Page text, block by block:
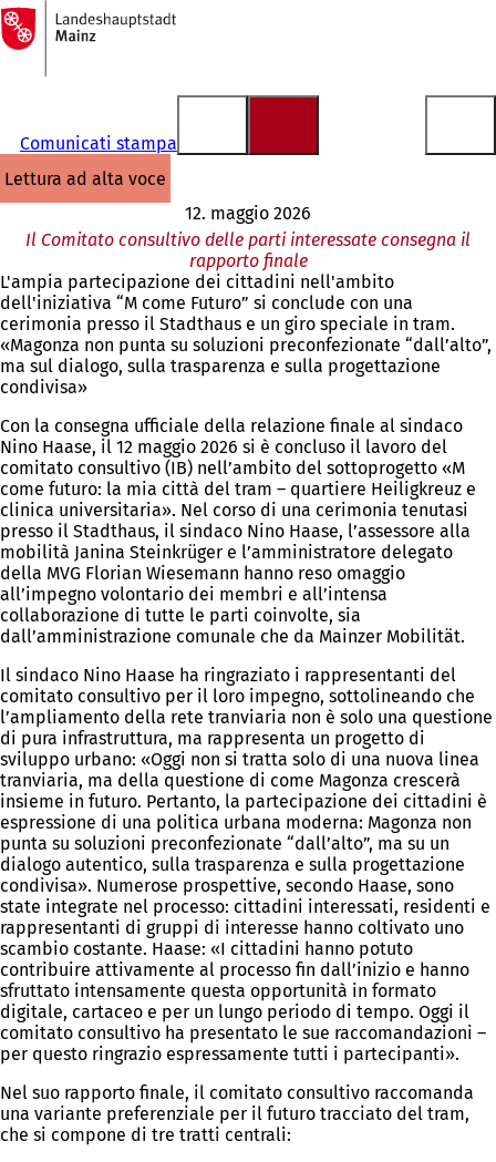
Vai al contenuto
Alla
pagina
iniziale
Comunicati stampa
lettura ad alta voce
12. maggio 2026
Il Comitato consultivo delle parti interessate consegna il
rapporto finale
L'ampia partecipazione dei cittadini nell'ambito
dell'iniziativa “M come Futuro” si conclude con una
cerimonia presso il Stadthaus e un giro speciale in tram.
«Magonza non punta su soluzioni preconfezionate “dall’alto”,
ma sul dialogo, sulla trasparenza e sulla progettazione
condivisa»
Con la consegna ufficiale della relazione finale al sindaco
Nino Haase, il 12 maggio 2026 si è concluso il lavoro del
comitato consultivo (IB) nell’ambito del sottoprogetto «M
come futuro: la mia città del tram – quartiere Heiligkreuz e
clinica universitaria». Nel corso di una cerimonia tenutasi
presso il Stadthaus, il sindaco Nino Haase, l’assessore alla
mobilità Janina Steinkrüger e l’amministratore delegato
della MVG Florian Wiesemann hanno reso omaggio
all’impegno volontario dei membri e all’intensa
collaborazione di tutte le parti coinvolte, sia
dall’amministrazione comunale che da Mainzer Mobilität.
Il sindaco Nino Haase ha ringraziato i rappresentanti del
comitato consultivo per il loro impegno, sottolineando che
l’ampliamento della rete tranviaria non è solo una questione
di pura infrastruttura, ma rappresenta un progetto di
sviluppo urbano: «Oggi non si tratta solo di una nuova linea
tranviaria, ma della questione di come Magonza crescerà
insieme in futuro. Pertanto, la partecipazione dei cittadini è
espressione di una politica urbana moderna: Magonza non
punta su soluzioni preconfezionate “dall’alto”, ma su un
dialogo autentico, sulla trasparenza e sulla progettazione
condivisa». Numerose prospettive, secondo Haase, sono
state integrate nel processo: cittadini interessati, residenti e
rappresentanti di gruppi di interesse hanno coltivato uno
scambio costante. Haase: «I cittadini hanno potuto
contribuire attivamente al processo fin dall’inizio e hanno
sfruttato intensamente questa opportunità in formato
digitale, cartaceo e per un lungo periodo di tempo. Oggi il
comitato consultivo ha presentato le sue raccomandazioni –
per questo ringrazio espressamente tutti i partecipanti».
Nel suo rapporto finale, il comitato consultivo raccomanda
una variante preferenziale per il futuro tracciato del tram,
che si compone di tre tratti centrali: